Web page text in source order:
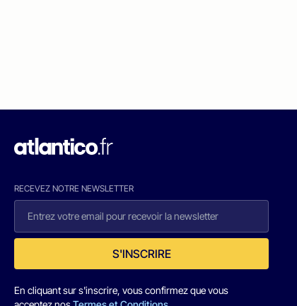
RECEVEZ NOTRE NEWSLETTER
S'INSCRIRE
En cliquant sur s'inscrire, vous confirmez que vous